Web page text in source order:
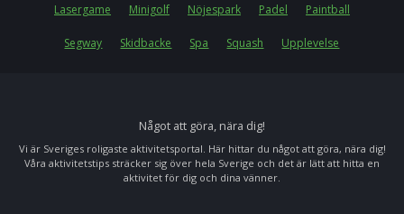
Lasergame Minigolf Nöjespark Padel Paintball
Segway Skidbacke Spa Squash Upplevelse
Något att göra, nära dig!
Vi är Sveriges roligaste aktivitetsportal. Här hittar du något att göra, nära dig!
Våra aktivitetstips sträcker sig över hela Sverige och det är lätt att hitta en
aktivitet för dig och dina vänner.